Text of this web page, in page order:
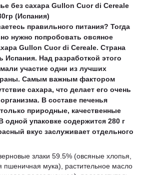
без сахара Gullon Cuor di Cereale
(Испания)
правильного питания? Тогда
нужно попробовать овсяное
Gullon Cuor di Cereale. Страна
Испания. Над разработкой этого
участие одни из лучших
Самым важным фактором
сахара, что делает его очень
В составе печенья
природные, качественные
одной упаковке содержится 280 г
вкус заслуживает отдельного
злаки 59.5% (овсяные хлопья,
пшеничная мука), растительное масло